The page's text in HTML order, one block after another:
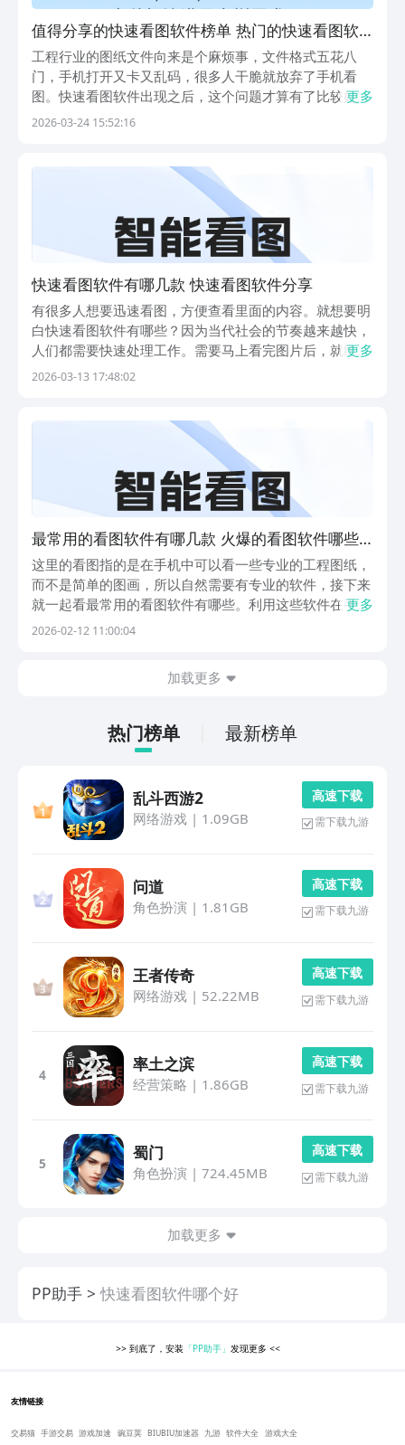
值得分享的快速看图软件榜单 热门的快速看图软
件推荐
工程行业的图纸文件向来是个麻烦事，文件格式五花八
门，手机打开又卡又乱码，很多人干脆就放弃了手机看
图。快速看图软件出现之后，这个问题才算有了比较好的
解决方向。市面上专门针对工程图纸、设计文件做的看图
更多
2026-03-24 15:52:16
快速看图软件有哪几款 快速看图软件分享
有很多人想要迅速看图，方便查看里面的内容。就想要明
白快速看图软件有哪些？因为当代社会的节奏越来越快，
人们都需要快速处理工作。需要马上看完图片后，就给客
户或者朋友们答复。要是看图片的过程中过于卡顿的话，
更多
2026-03-13 17:48:02
最常用的看图软件有哪几款 火爆的看图软件哪些
好
这里的看图指的是在手机中可以看一些专业的工程图纸，
而不是简单的图画，所以自然需要有专业的软件，接下来
就一起看最常用的看图软件有哪些。利用这些软件在手机
中就可以直接看各种复杂的图纸，这对于现代机械或者是
更多
2026-02-12 11:00:04
加载更多
热门榜单 最新榜单
乱斗西游2
网络游戏| 1.09GB
高 速 下 载
需下载九游
问道
角色扮演 | 1.81GB
高 速 下 载
需下载九游
王者传奇
网络游戏| 52.22MB
高 速 下 载
需下载九游
4
率土之滨
经营策略 | 1.86GB
高 速 下 载
需下载九游
5
蜀门
角色扮演 | 724.45MB
高 速 下 载
需下载九游
加载更多
PP助手 快速看图软件哪个好
>> 到底了，安装 「PP助手」发现更多<<
友情链接
交易猫 手游交易 游戏加速 豌豆荚 BIUBIU加速器 九游 软件大全 游戏大全